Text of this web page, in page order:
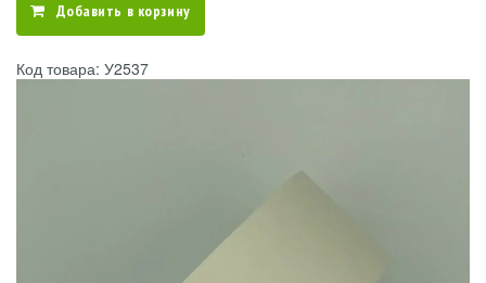
Добавить в корзину
Код товара: У2537